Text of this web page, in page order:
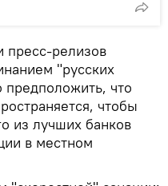
пресс-релизов
"русских
что
чтобы
из лучших банков
в местном